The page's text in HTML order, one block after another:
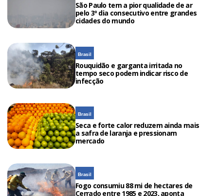
São Paulo tem a pior qualidade de ar
pelo 3º dia consecutivo entre grandes
cidades do mundo
Brasil
Rouquidão e garganta irritada no
tempo seco podem indicar risco de
infecção
Brasil
Seca e forte calor reduzem ainda mais
a safra de laranja e pressionam
mercado
Brasil
Fogo consumiu 88 mi de hectares de
Cerrado entre 1985 e 2023, aponta